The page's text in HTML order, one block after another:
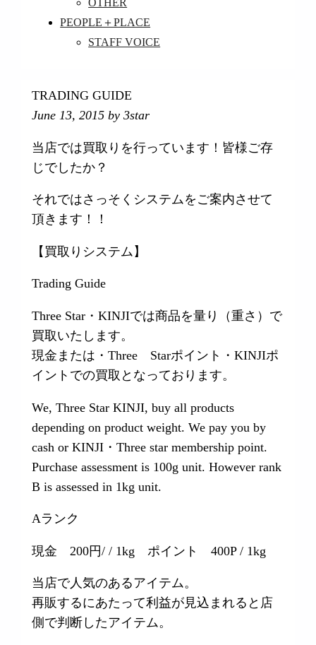
OTHER
PEOPLE＋PLACE
STAFF VOICE
TRADING GUIDE
June 13, 2015 by 3star
当店では買取りを行っています！皆様ご存
じでしたか？
それではさっそくシステムをご案内させて
頂きます！！
【買取りシステム】
Trading Guide
Three Star・KINJIでは商品を量り（重さ）で
買取いたします。
現金または・Three Starポイント・KINJIポ
イントでの買取となっております。
We, Three Star KINJI, buy all products
depending on product weight. We pay you by
cash or KINJI・Three star membership point.
Purchase assessment is 100g unit. However rank
B is assessed in 1kg unit.
Aランク
現金 200円/ / 1kg ポイント 400P / 1kg
当店で人気のあるアイテム。
再販するにあたって利益が見込まれると店
側で判断したアイテム。